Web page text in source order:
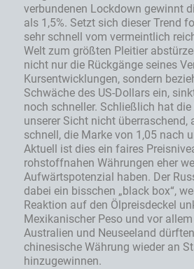
verbundenen Lockdown gewinnt
als 1,5%. Setzt sich dieser Trend
sehr schnell vom vermeintlich
Welt zum größten Pleitier
nicht nur die Rückgänge seines
Kursentwicklungen, sondern
Schwäche des US-Dollars ein,
noch schneller. Schließlich hat
unserer Sicht nicht überraschend,
schnell, die Marke von 1,05 nach
Aktuell ist dies ein faires
rohstoffnahen Währungen eher
Aufwärtspotenzial haben. Der
dabei ein bisschen „black box“,
Reaktion auf den Ölpreisdeckel
Mexikanischer Peso und vor
Australien und Neuseeland
chinesische Währung wieder an
hinzugewinnen.